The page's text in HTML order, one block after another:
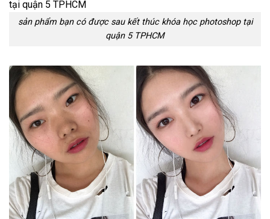
sản phẩm bạn có được sau kết thúc khóa học photoshop tại
quận 5 TPHCM